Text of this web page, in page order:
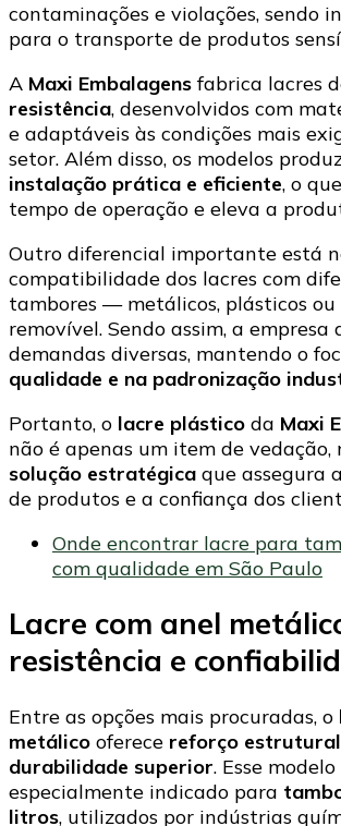
contaminações e violações, sendo
para o transporte de produtos
A Maxi Embalagensfabrica lacres
resistência, desenvolvidos com
e adaptáveis às condições mais
setor. Além disso, os modelos
instalação prática e eficiente, o
tempo de operação e eleva a
Outro diferencial importante está
compatibilidade dos lacres com
tambores — metálicos, plásticos
removível. Sendo assim, a empresa
demandas diversas, mantendo o
qualidade e na padronização
Portanto, o lacre plástico da Maxi
não é apenas um item de vedação,
solução estratégica que assegura
de produtos e a confiança dos
Onde encontrar lacre para
com qualidade em São Paulo
Lacre com anel
resistência e
Entre as opções mais procuradas, o
metálico oferece reforço
durabilidade superior. Esse modelo
especialmente indicado para
litros, utilizados por indústrias